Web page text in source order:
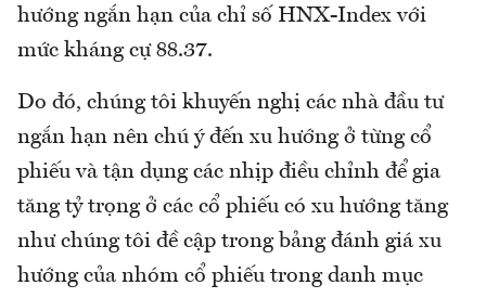
hướng ngắn hạn của chỉ số HNX-Index với
mức kháng cự 88.37.
Do đó, chúng tôi khuyến nghị các nhà đầu tư
ngắn hạn nên chú ý đến xu hướng ở từng cổ
phiếu và tận dụng các nhịp điều chỉnh để gia
tăng tỷ trọng ở các cổ phiếu có xu hướng tăng
như chúng tôi đề cập trong bảng đánh giá xu
hướng của nhóm cổ phiếu trong danh mục